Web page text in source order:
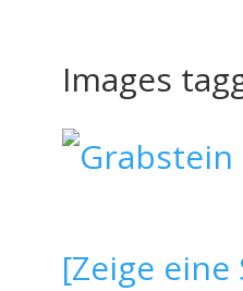
Images
[Zeige eine